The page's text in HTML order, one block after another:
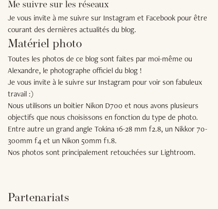
Me suivre sur les réseaux
Je vous invite à me suivre sur Instagram et Facebook pour être
courant des dernières actualités du blog.
Matériel photo
Toutes les photos de ce blog sont faites par moi-même ou
Alexandre, le photographe officiel du blog !
Je vous invite à le suivre sur Instagram pour voir son fabuleux
travail :)
Nous utilisons un boitier Nikon D700 et nous avons plusieurs
objectifs que nous choisissons en fonction du type de photo.
Entre autre un grand angle Tokina 16-28 mm f2.8, un Nikkor 70-
300mm f4 et un Nikon 50mm f1.8.
Nos photos sont principalement retouchées sur Lightroom.
Partenariats